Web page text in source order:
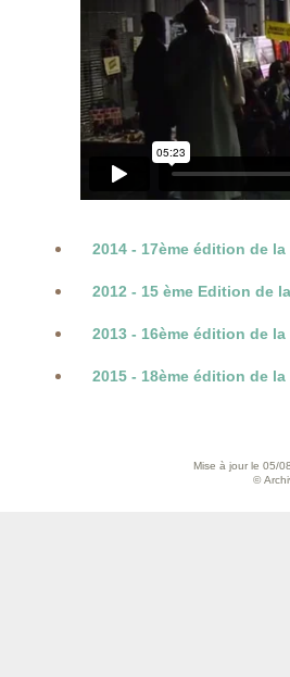
2014 - 17ème édition de
2012 - 15 ème Edition de
2013 - 16ème édition de
2015 - 18ème édition de
Mise à jour le 05/
©